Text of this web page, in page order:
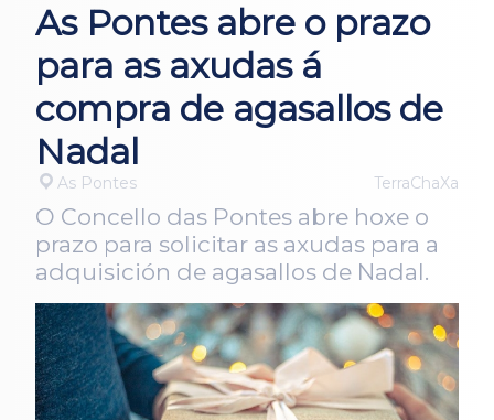
As Pontes abre o prazo
para as axudas á
compra de agasallos de
Nadal
As Pontes TerraChaXa
O Concello das Pontes abre hoxe o
prazo para solicitar as axudas para a
adquisición de agasallos de Nadal.